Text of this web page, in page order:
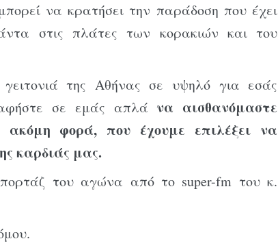
να κρατήσει την παράδοση που έχει
στις πλάτες των κορακιών και του
της Αθήνας σε υψηλό για εσάς
σε εμάς απλά να αισθανόμαστε
ακόμη φορά, που έχουμε επιλέξει να
καρδιάς μας.
του αγώνα από το super-fm του κ.